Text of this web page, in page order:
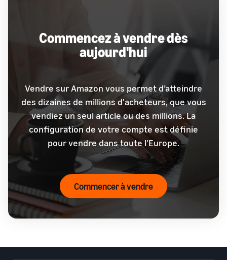
Commencez à vendre dès
aujourd'hui
Vendre sur Amazon vous permet d’atteindre
des dizaines de millions d'acheteurs, que vous
vendiez un seul article ou des millions. La
configuration de votre compte est définie
pour vendre dans toute l'Europe.
Commencer à vendre